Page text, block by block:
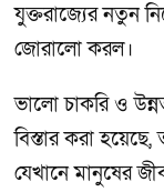
যুক্তরাজ্যের নতুন
জোরালো করল।
ভালো চাকরি ও
বিস্তার করা
যেখানে মানুষের